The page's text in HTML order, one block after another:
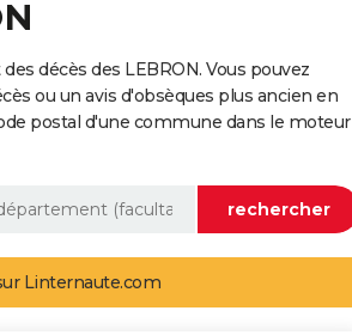
décès des LEBRON. Vous pouvez
ou un avis d'obsèques plus ancien en
postal d'une commune dans le moteur
Linternaute.com